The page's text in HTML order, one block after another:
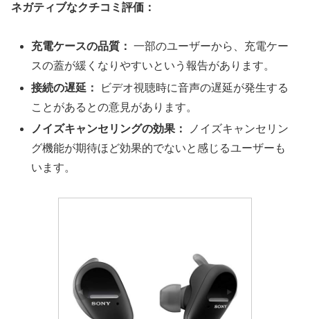
ネガティブなクチコミ評価：
充電ケースの品質： 一部のユーザーから、充電ケー
スの蓋が緩くなりやすいという報告があります。
接続の遅延：
ビデオ視聴時に音声の遅延が発生する
ことがあるとの意見があります。
ノイズキャンセリングの効果：
ノイズキャンセリン
グ機能が期待ほど効果的でないと感じるユーザーも
います。